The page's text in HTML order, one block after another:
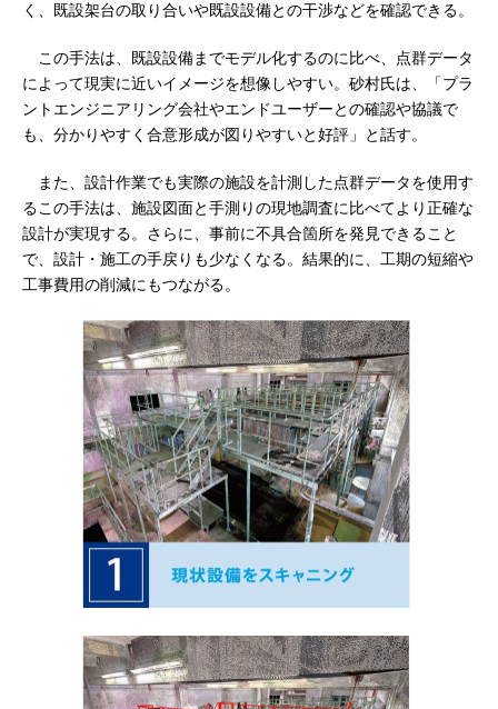
く、既設架台の取り合いや既設設備との干渉などを確認できる。
この手法は、既設設備までモデル化するのに比べ、点群データ
によって現実に近いイメージを想像しやすい。砂村氏は、「プラ
ントエンジニアリング会社やエンドユーザーとの確認や協議で
も、分かりやすく合意形成が図りやすいと好評」と話す。
また、設計作業でも実際の施設を計測した点群データを使用す
るこの手法は、施設図面と手測りの現地調査に比べてより正確な
設計が実現する。さらに、事前に不具合箇所を発見できること
で、設計・施工の手戻りも少なくなる。結果的に、工期の短縮や
工事費用の削減にもつながる。